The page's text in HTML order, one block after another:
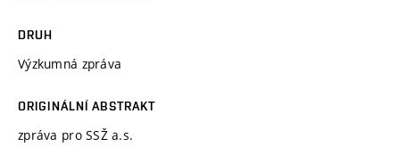
DRUH
Výzkumná zpráva
ORIGINÁLNÍ ABSTRAKT
zpráva pro SSŽ a.s.